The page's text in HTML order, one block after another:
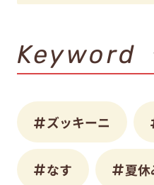
Keyword
ズッキーニ
なす 夏休